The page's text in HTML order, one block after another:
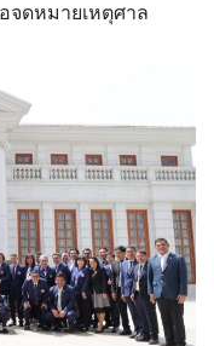
ดหมายเหตุศาล